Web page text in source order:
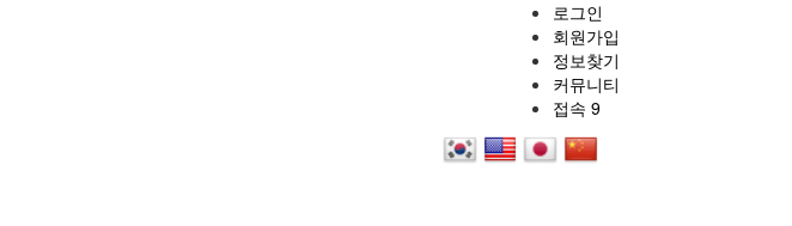
로그인
회원가입
정보찾기
커뮤니티
접속 9